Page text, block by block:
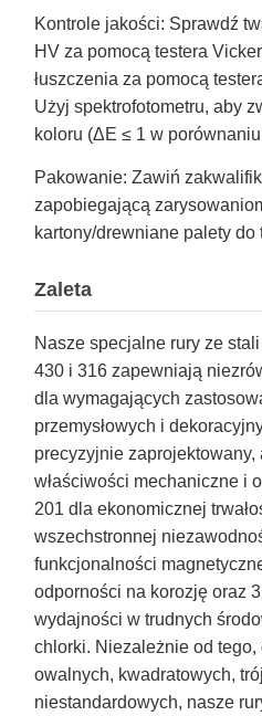
Kontrole jakości: Sprawdź
HV za pomocą testera
łuszczenia za pomocą
Użyj spektrofotometru, aby
koloru (ΔE ≤ 1 w
Pakowanie: Zawiń
zapobiegającą
kartony/drewniane palety do
Zaleta
Nasze specjalne rury ze
430 i 316 zapewniają
dla wymagających
przemysłowych i
precyzyjnie
właściwości mechaniczne i
201 dla ekonomicznej
wszechstronnej
funkcjonalności
odporności na korozję oraz
wydajności w trudnych
chlorki. Niezależnie od
owalnych, kwadratowych,
niestandardowych, nasze